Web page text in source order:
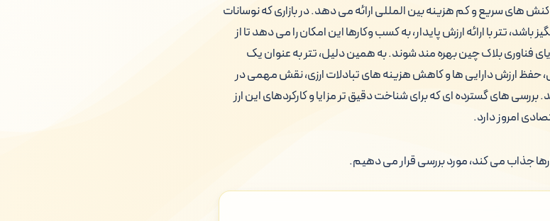
های سریع و کم هزینه بین المللی ارائه می دهد. در بازاری که نوسانات
تتر با ارائه ارزش پایدار، به کسب وکارها این امکان را می دهد تا از
فناوری بلاک چین بهره مند شوند. به همین دلیل، تتر به عنوان یک
حفظ ارزش دارایی ها و کاهش هزینه های تبادلات ارزی، نقش مهمی در
های گسترده ای که برای شناخت دقیق تر مزایا و کارکردهای این ارز
امروز دارد.
جذاب می کند، مورد بررسی قرار می دهیم.